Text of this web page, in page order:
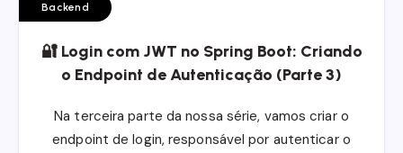
Backend
🔐 Login com JWT no Spring Boot: Criando
o Endpoint de Autenticação (Parte 3)
Na terceira parte da nossa série, vamos criar o
endpoint de login, responsável por autenticar o